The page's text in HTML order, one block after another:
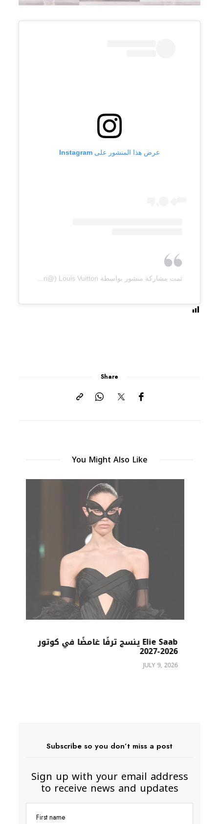
عرض هذا المنشور على Instagram
تمت مشاركة منشور بواسطة ‏‎Louis Vuitton‎‏ (@‏‎louisvuitton‎‏)
Share
You Might Also Like
Elie Saab ينسج ترفًا غامضًا في كوتور
2026-2027
JULY 9, 2026
Subscribe so you don’t miss a post
Sign up with your email address
to receive news and updates
First name